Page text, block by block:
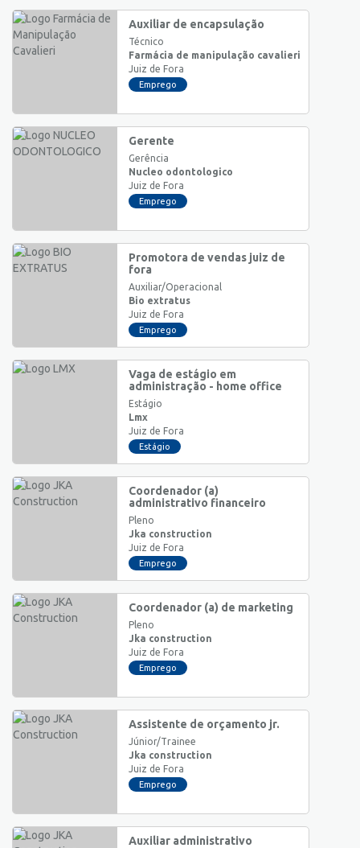
Auxiliar de encapsulação
Técnico
Farmácia de manipulação cavalieri
Juiz de Fora
Emprego
Gerente
Gerência
Nucleo odontologico
Juiz de Fora
Emprego
Promotora de vendas juiz de
fora
Auxiliar/Operacional
Bio extratus
Juiz de Fora
Emprego
Vaga de estágio em
administração - home office
Estágio
Lmx
Juiz de Fora
Estágio
Coordenador (a)
administrativo financeiro
Pleno
Jka construction
Juiz de Fora
Emprego
Coordenador (a) de marketing
Pleno
Jka construction
Juiz de Fora
Emprego
Assistente de orçamento jr.
Júnior/Trainee
Jka construction
Juiz de Fora
Emprego
Auxiliar administrativo